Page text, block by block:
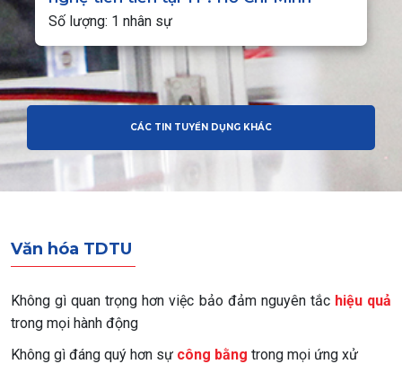
Số lượng: 1 nhân sự
CÁC TIN TUYỂN DỤNG KHÁC
Văn hóa TDTU
Không gì quan trọng hơn việc bảo đảm nguyên tắc hiệu quả
trong mọi hành động
Không gì đáng quý hơn sự công bằng trong mọi ứng xử